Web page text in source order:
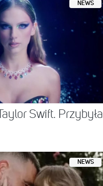
NEWS
Swift. Przybyła
NEWS